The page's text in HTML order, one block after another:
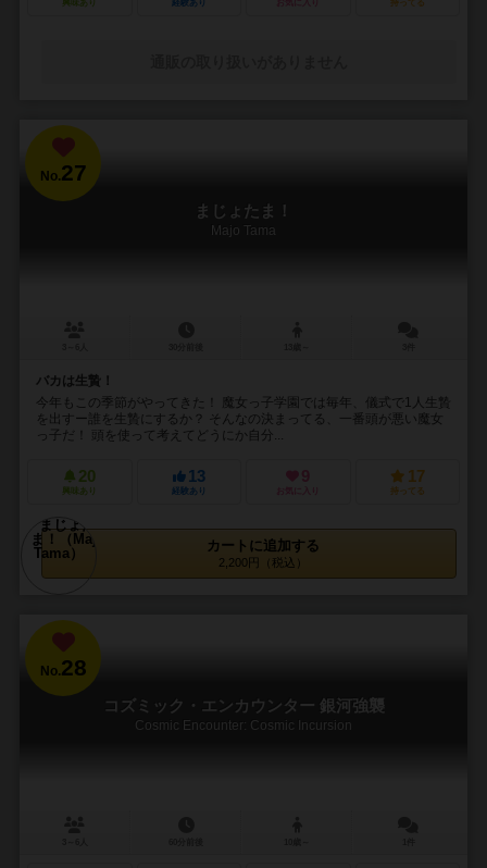
興味あり 経験あり お気に入り 持ってる
No.27
まじょたま！
Majo Tama
バカは生贄！
今年もこの季節がやってきた！ 魔女っ子学園では毎年、儀式で1人生贄
を出すー誰を生贄にするか？ そんなの決まってる、一番頭が悪い魔女
っ子だ！ 頭を使って考えてどうにか自分...
20
興味あり
13
経験あり
9
お気に入り
17
持ってる
カートに追加する
2,200円（税込）
No.28
コズミック・エンカウンター 銀河強襲
Cosmic Encounter: Cosmic Incursion